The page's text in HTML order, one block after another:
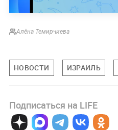
Алёна Темирчиева
НОВОСТИ ИЗРАИЛЬ
Подписаться на LIFE